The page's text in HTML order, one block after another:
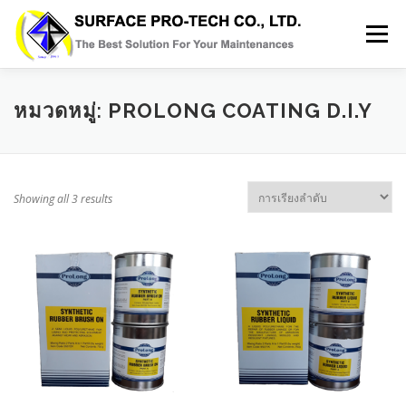
content
Menu
HOME SERVICES MRO PRODUCT
หมวดหมู่: PROLONG COATING D.I.Y
Showing all 3 results